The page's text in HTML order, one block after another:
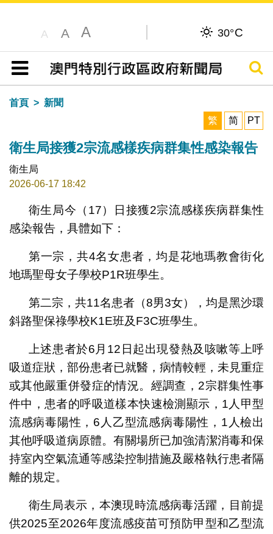
A A A 30°C
目錄
搜尋
首頁
新聞
繁
简 PT
衛生局接獲2宗流感樣疾病群集性感染報告
衛生局
2026-06-17 18:42
衛生局今（17）日接獲2宗流感樣疾病群集性
感染報告，具體如下：
第一宗，共4名女患者，均是花地瑪教會街化
地瑪聖母女子學校P1R班學生。
第二宗，共11名患者（8男3女），均是黑沙環
斜路聖保祿學校K1E班及F3C班學生。
上述患者於6月12日起出現發熱及咳嗽等上呼
吸道症狀，部份患者已就醫，病情較輕，未見重症
或其他嚴重併發症的情況。經調查，2宗群集性事
件中，患者的呼吸道樣本快速檢測顯示，1人甲型
流感病毒陽性，6人乙型流感病毒陽性，1人檢出
其他呼吸道病原體。有關場所已加強清潔消毒和保
持室內空氣流通等感染控制措施及嚴格執行患者隔
離的規定。
衛生局表示，本澳現時流感病毒活躍，目前提
供2025至2026年度流感疫苗可預防甲型和乙型流